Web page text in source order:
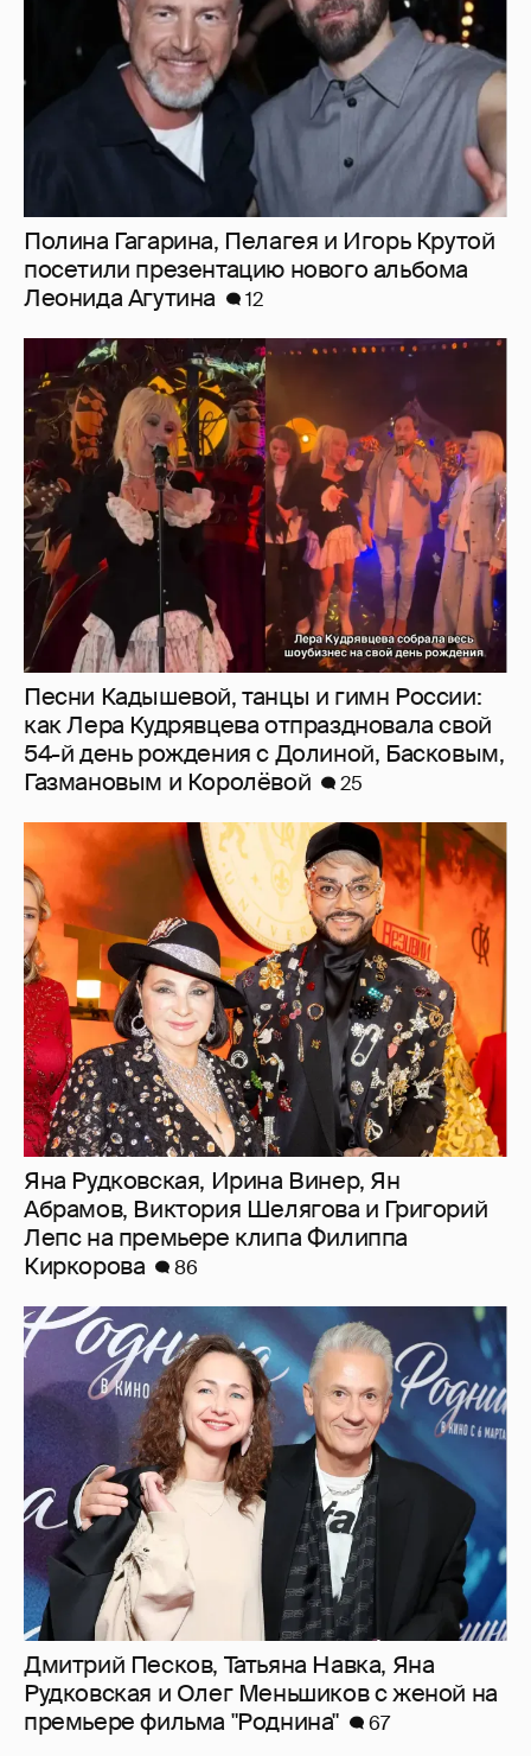
Полина Гагарина, Пелагея и Игорь Крутой
посетили презентацию нового альбома
Леонида Агутина
12
Песни Кадышевой, танцы и гимн России:
как Лера Кудрявцева отпраздновала свой
54-й день рождения с Долиной, Басковым,
Газмановым и Королёвой
25
Яна Рудковская, Ирина Винер, Ян
Абрамов, Виктория Шелягова и Григорий
Лепс на премьере клипа Филиппа
Киркорова
86
Дмитрий Песков, Татьяна Навка, Яна
Рудковская и Олег Меньшиков с женой на
премьере фильма "Роднина"
67